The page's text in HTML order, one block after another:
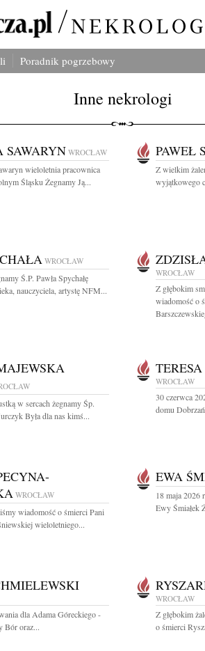
Poradnik pogrzebowy
Inne nekrologi
SAWARYN WROCŁAW
wieloletnia pracownica
Śląsku Żegnamy Ją...
PAWEŁ
Z wielkim
wyjątkowego
WROCŁAW
Ś.P. Pawła Spychałę
nauczyciela, artystę NFM...
WROCŁAW
Z głębokim
wiadomość o
w sercach żegnamy Śp.
Była dla nas kimś...
WROCŁAW
30 czerwca
domu
WROCŁAW
wiadomość o śmierci Pani
wieloletniego...
EWA
18 maja 2026
Ewy Śmiałek
dla Adama Góreckiego -
Bór oraz...
WROCŁAW
Z głębokim
o śmierci